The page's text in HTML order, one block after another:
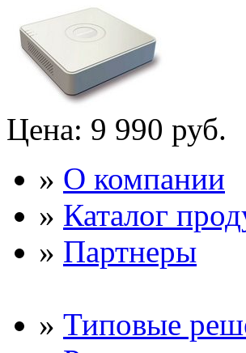
Цена: 9 990 руб.
» О компании
» Каталог
» Партнеры
» Типовые